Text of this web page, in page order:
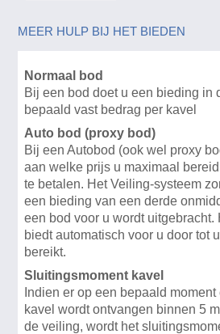
MEER HULP BIJ HET BIEDEN
Normaal bod
Bij een bod doet u een bieding in
bepaald vast bedrag per kavel
Auto bod (proxy bod)
Bij een Autobod (ook wel proxy
aan welke prijs u maximaal
te betalen. Het Veiling-systeem
een bieding van een derde
een bod voor u wordt uitgebracht.
biedt automatisch voor u door tot
bereikt.
Sluitingsmoment kavel
Indien er op een bepaald
kavel wordt ontvangen binnen 5
de veiling, wordt het